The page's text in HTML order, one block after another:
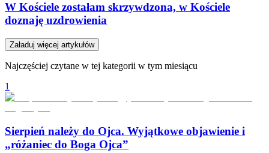
W Kościele zostałam skrzywdzona, w Kościele
doznaję uzdrowienia
Załaduj więcej artykułów
Najczęściej czytane w tej kategorii w tym miesiącu
1
Sierpień należy do Ojca. Wyjątkowe objawienie i
„różaniec do Boga Ojca”